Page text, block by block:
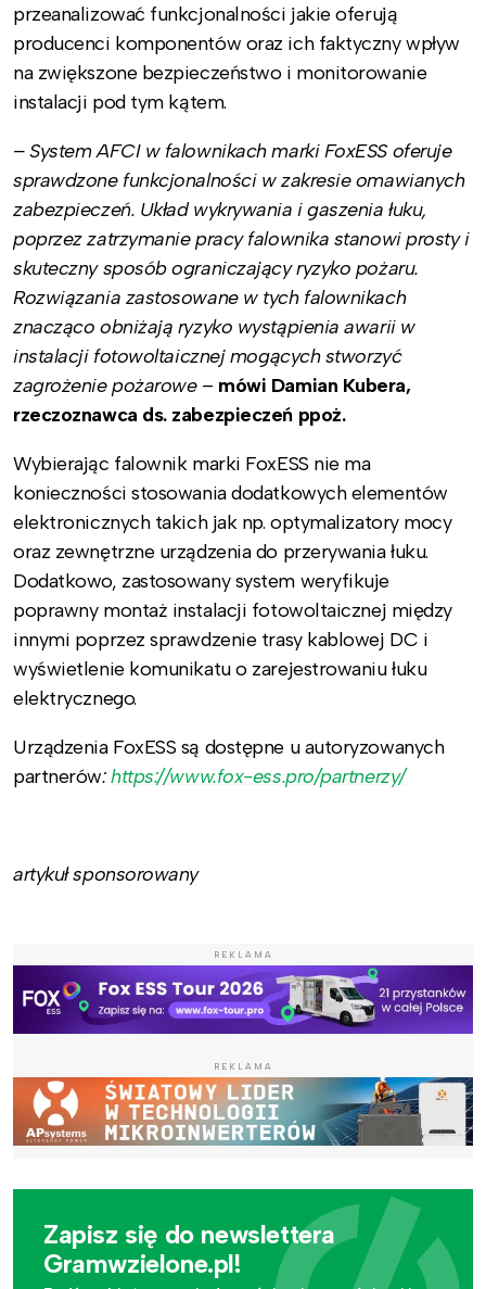
przeanalizować funkcjonalności jakie oferują
producenci komponentów oraz ich faktyczny wpływ
na zwiększone bezpieczeństwo i monitorowanie
instalacji pod tym kątem.
– System AFCI w falownikach marki FoxESS oferuje
sprawdzone funkcjonalności w zakresie omawianych
zabezpieczeń. Układ wykrywania i gaszenia łuku,
poprzez zatrzymanie pracy falownika stanowi prosty i
skuteczny sposób ograniczający ryzyko pożaru.
Rozwiązania zastosowane w tych falownikach
znacząco obniżają ryzyko wystąpienia awarii w
instalacji fotowoltaicznej mogących stworzyć
zagrożenie pożarowe– mówi Damian Kubera,
rzeczoznawca ds. zabezpieczeń ppoż.
Wybierając falownik marki FoxESS nie ma
konieczności stosowania dodatkowych elementów
elektronicznych takich jak np. optymalizatory mocy
oraz zewnętrzne urządzenia do przerywania łuku.
Dodatkowo, zastosowany system weryfikuje
poprawny montaż instalacji fotowoltaicznej między
innymi poprzez sprawdzenie trasy kablowej DC i
wyświetlenie komunikatu o zarejestrowaniu łuku
elektrycznego.
Urządzenia FoxESS są dostępne u autoryzowanych
partnerów:https://www.fox-ess.pro/partnerzy/
artykuł sponsorowany
REKLAMA
REKLAMA
Zapisz się do newslettera
Gramwzielone.pl!